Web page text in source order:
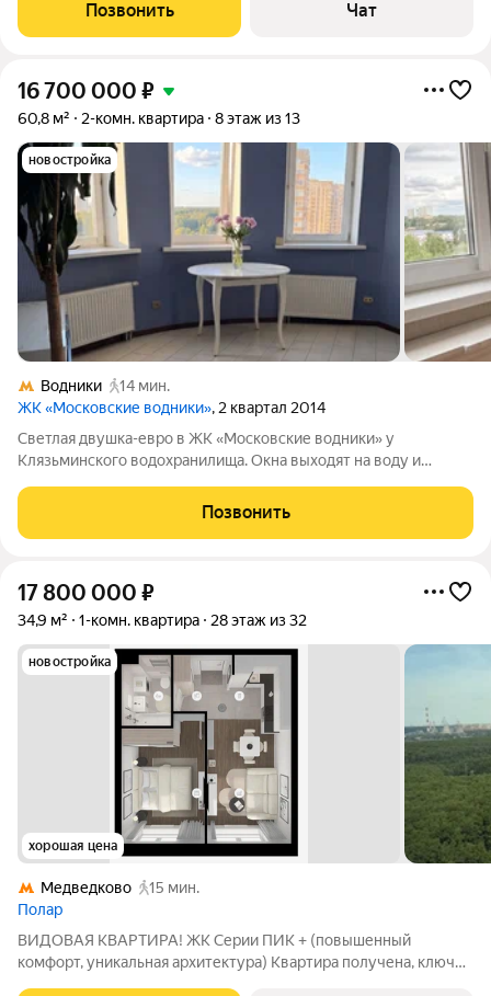
договорённости). В собственности более 10
Позвонить Чат
16 700 000 ₽
60,8 м² 2-комн. квартира 8 этаж из 13
новостройка
Водники
14 мин.
ЖК «Московские водники», 2 квартал 2014
Светлая двушка-евро в ЖК «Московские водники» у
Клязьминского водохранилища. Окна выходят на воду и
на близость к Москве. ЧЕМ ВЫДЕЛЯЕТСЯ Эркер с тремя
Позвонить
17 800 000 ₽
34,9 м² 1-комн. квартира 28 этаж из 32
новостройка
хорошая цена
Медведково
15 мин.
Полар
ВИДОВАЯ КВАРТИРА! ЖК Серии ПИК + (повышенный
комфорт, уникальная архитектура) Квартира получена, ключи